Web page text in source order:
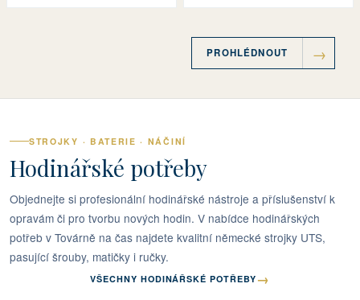
PROHLÉDNOUT
STROJKY · BATERIE · NÁČINÍ
Hodinářské potřeby
Objednejte si profesionální hodinářské nástroje a příslušenství k
opravám či pro tvorbu nových hodin. V nabídce hodinářských
potřeb v Továrně na čas najdete kvalitní německé strojky UTS,
pasující šrouby, matičky i ručky.
VŠECHNY HODINÁŘSKÉ POTŘEBY →